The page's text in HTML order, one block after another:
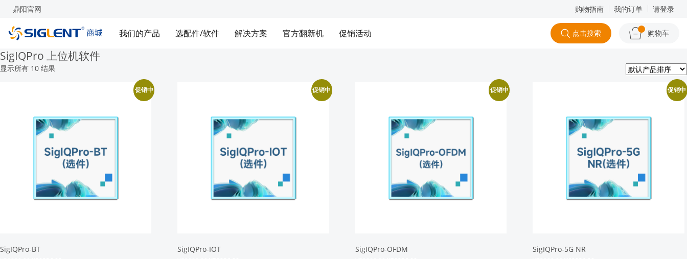
鼎阳官网 购物指南 我的订单 请登录
我们的产品 选配件/软件 解决方案 官方翻新机 促销活动 点击搜索 购物车
SigIQPro 上位机软件
显示所有 10 结果
促销中
SigIQPro-BT
促销中
SigIQPro-IOT
促销中
SigIQPro-OFDM
促销中
SigIQPro-5G NR